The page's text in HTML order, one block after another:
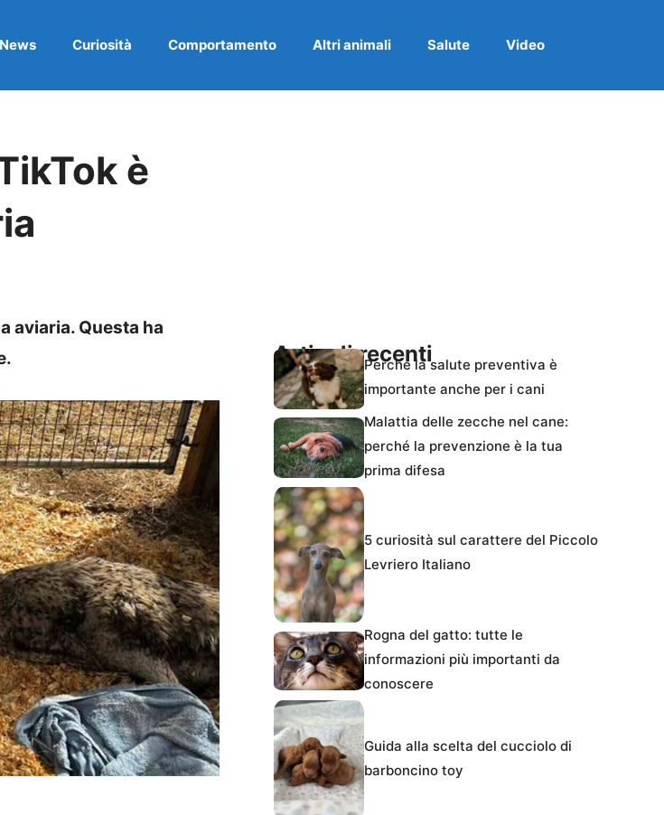
News Curiosità Comportamento Altri animali Salute Video
è
aviaria. Questa ha
Articoli recentiPerché la salute preventiva è
importante anche per i cani
Malattia delle zecche nel cane:
perché la prevenzione è la tua
prima difesa
5 curiosità sul carattere del Piccolo
Levriero Italiano
Rogna del gatto: tutte le
informazioni più importanti da
conoscere
Guida alla scelta del cucciolo di
barboncino toy